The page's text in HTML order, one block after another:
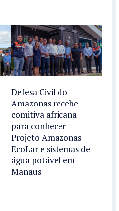
Defesa Civil do
Amazonas recebe
comitiva africana
para conhecer
Projeto Amazonas
EcoLar e sistemas de
água potável em
Manaus